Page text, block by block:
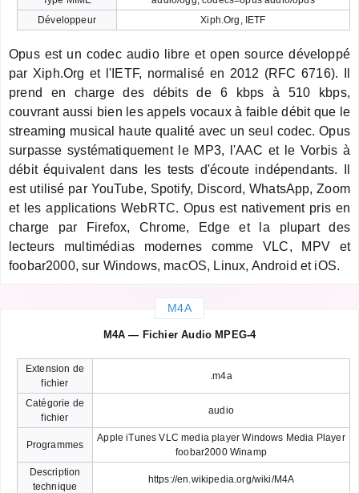
Développeur
Xiph.Org, IETF
Opus est un codec audio libre et open source développé
par Xiph.Org et l'IETF, normalisé en 2012 (RFC 6716). Il
prend en charge des débits de 6 kbps à 510 kbps,
couvrant aussi bien les appels vocaux à faible débit que le
streaming musical haute qualité avec un seul codec. Opus
surpasse systématiquement le MP3, l'AAC et le Vorbis à
débit équivalent dans les tests d'écoute indépendants. Il
est utilisé par YouTube, Spotify, Discord, WhatsApp, Zoom
et les applications WebRTC. Opus est nativement pris en
charge par Firefox, Chrome, Edge et la plupart des
lecteurs multimédias modernes comme VLC, MPV et
foobar2000, sur Windows, macOS, Linux, Android et iOS.
M4A
M4A — Fichier Audio MPEG-4
Extension de
fichier
.m4a
Catégorie de
fichier
audio
Programmes
Apple iTunes VLC media player Windows Media Player
foobar2000 Winamp
Description
technique
https://en.wikipedia.org/wiki/M4A